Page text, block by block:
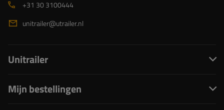
+31 30 3100444
unitrailer@utrailer.nl
Unitrailer
Mijn bestellingen